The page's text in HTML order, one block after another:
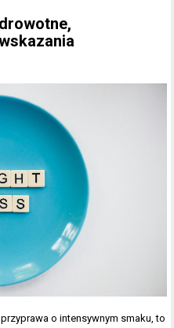
o intensywnym smaku, to